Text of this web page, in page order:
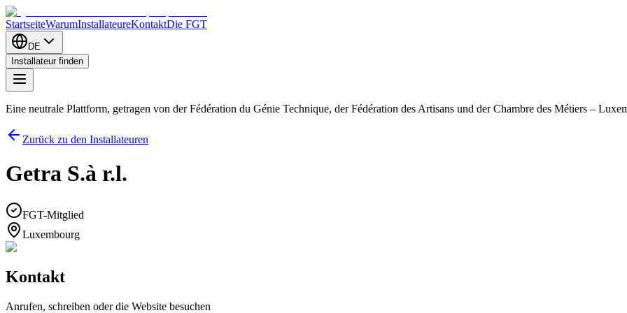
StartseiteWarumInstallateureKontaktDie FGT
DE
Installateur finden
Eine neutrale Plattform, getragen von der Fédération du Génie Technique, der Fédération des Artisans und der Chambre des Métiers –
Zurück zu den Installateuren
Getra S.à r.l.
FGT-Mitglied
Luxembourg
Kontakt
Anrufen, schreiben oder die Website besuchen